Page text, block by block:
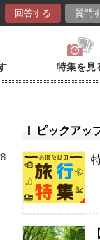
回答する 質問
特集を見
ピックアッ